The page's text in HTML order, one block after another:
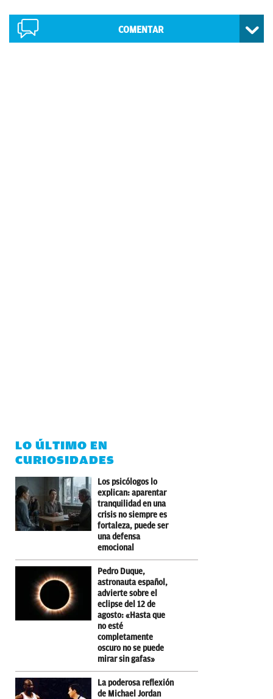
COMENTAR
LO ÚLTIMO EN
CURIOSIDADES
Los psicólogos lo
explican: aparentar
tranquilidad en una
crisis no siempre es
fortaleza, puede ser
una defensa
emocional
Pedro Duque,
astronauta español,
advierte sobre el
eclipse del 12 de
agosto: «Hasta que
no esté
completamente
oscuro no se puede
mirar sin gafas»
La poderosa reflexión
de Michael Jordan